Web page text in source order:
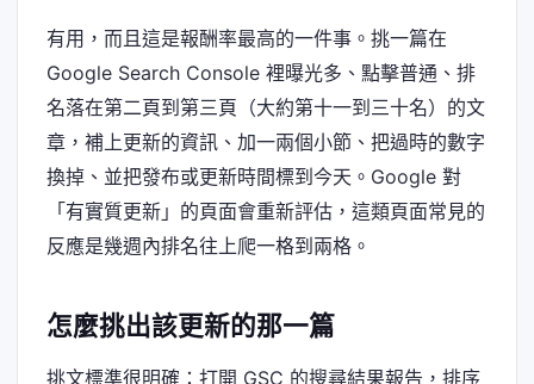
有用，而且這是報酬率最高的一件事。挑一篇在
Google Search Console 裡曝光多、點擊普通、排
名落在第二頁到第三頁（大約第十一到三十名）的文
章，補上更新的資訊、加一兩個小節、把過時的數字
換掉、並把發布或更新時間標到今天。Google 對
「有實質更新」的頁面會重新評估，這類頁面常見的
反應是幾週內排名往上爬一格到兩格。
怎麼挑出該更新的那一篇
挑文標準很明確：打開 GSC 的搜尋結果報告，排序